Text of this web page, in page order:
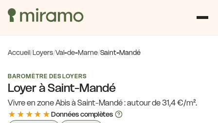
Accueil/Loyers/Val-de-Marne/Saint-Mandé
BAROMÈTRE DES LOYERS
Loyer à Saint-Mandé
Vivre en zone Abis à Saint-Mandé : autour de 31,4 €/m².
★★★★★Données complètes